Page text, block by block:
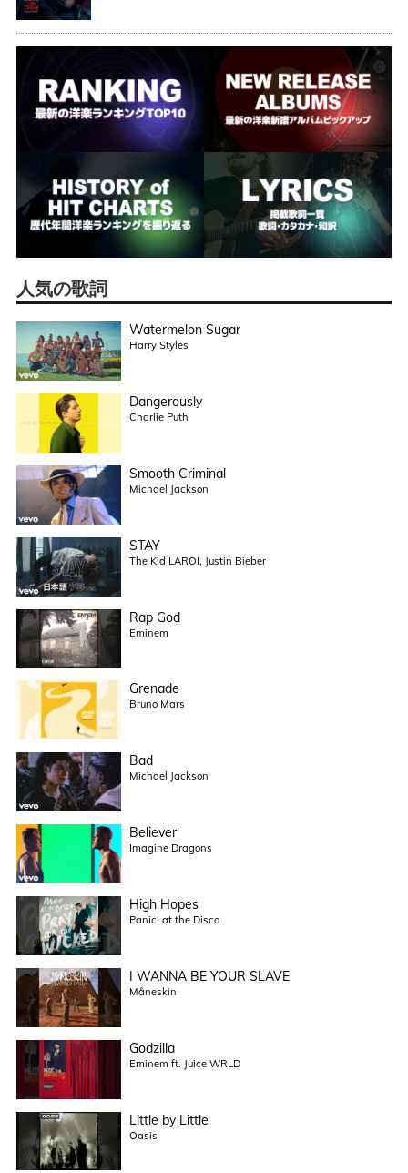
人気の歌詞
Watermelon Sugar
Harry Styles
Dangerously
Charlie Puth
Smooth Criminal
Michael Jackson
STAY
The Kid LAROI, Justin Bieber
Rap God
Eminem
Grenade
Bruno Mars
Bad
Michael Jackson
Believer
Imagine Dragons
High Hopes
Panic! at the Disco
I WANNA BE YOUR SLAVE
Måneskin
Godzilla
Eminem ft. Juice WRLD
Little by Little
Oasis